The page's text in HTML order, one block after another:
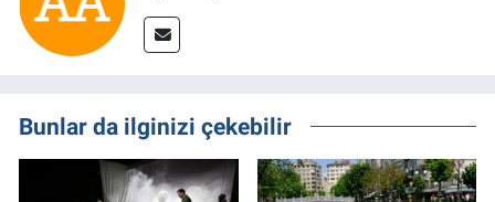
Bunlar da ilginizi çekebilir